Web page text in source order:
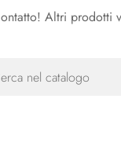
Altri prodotti